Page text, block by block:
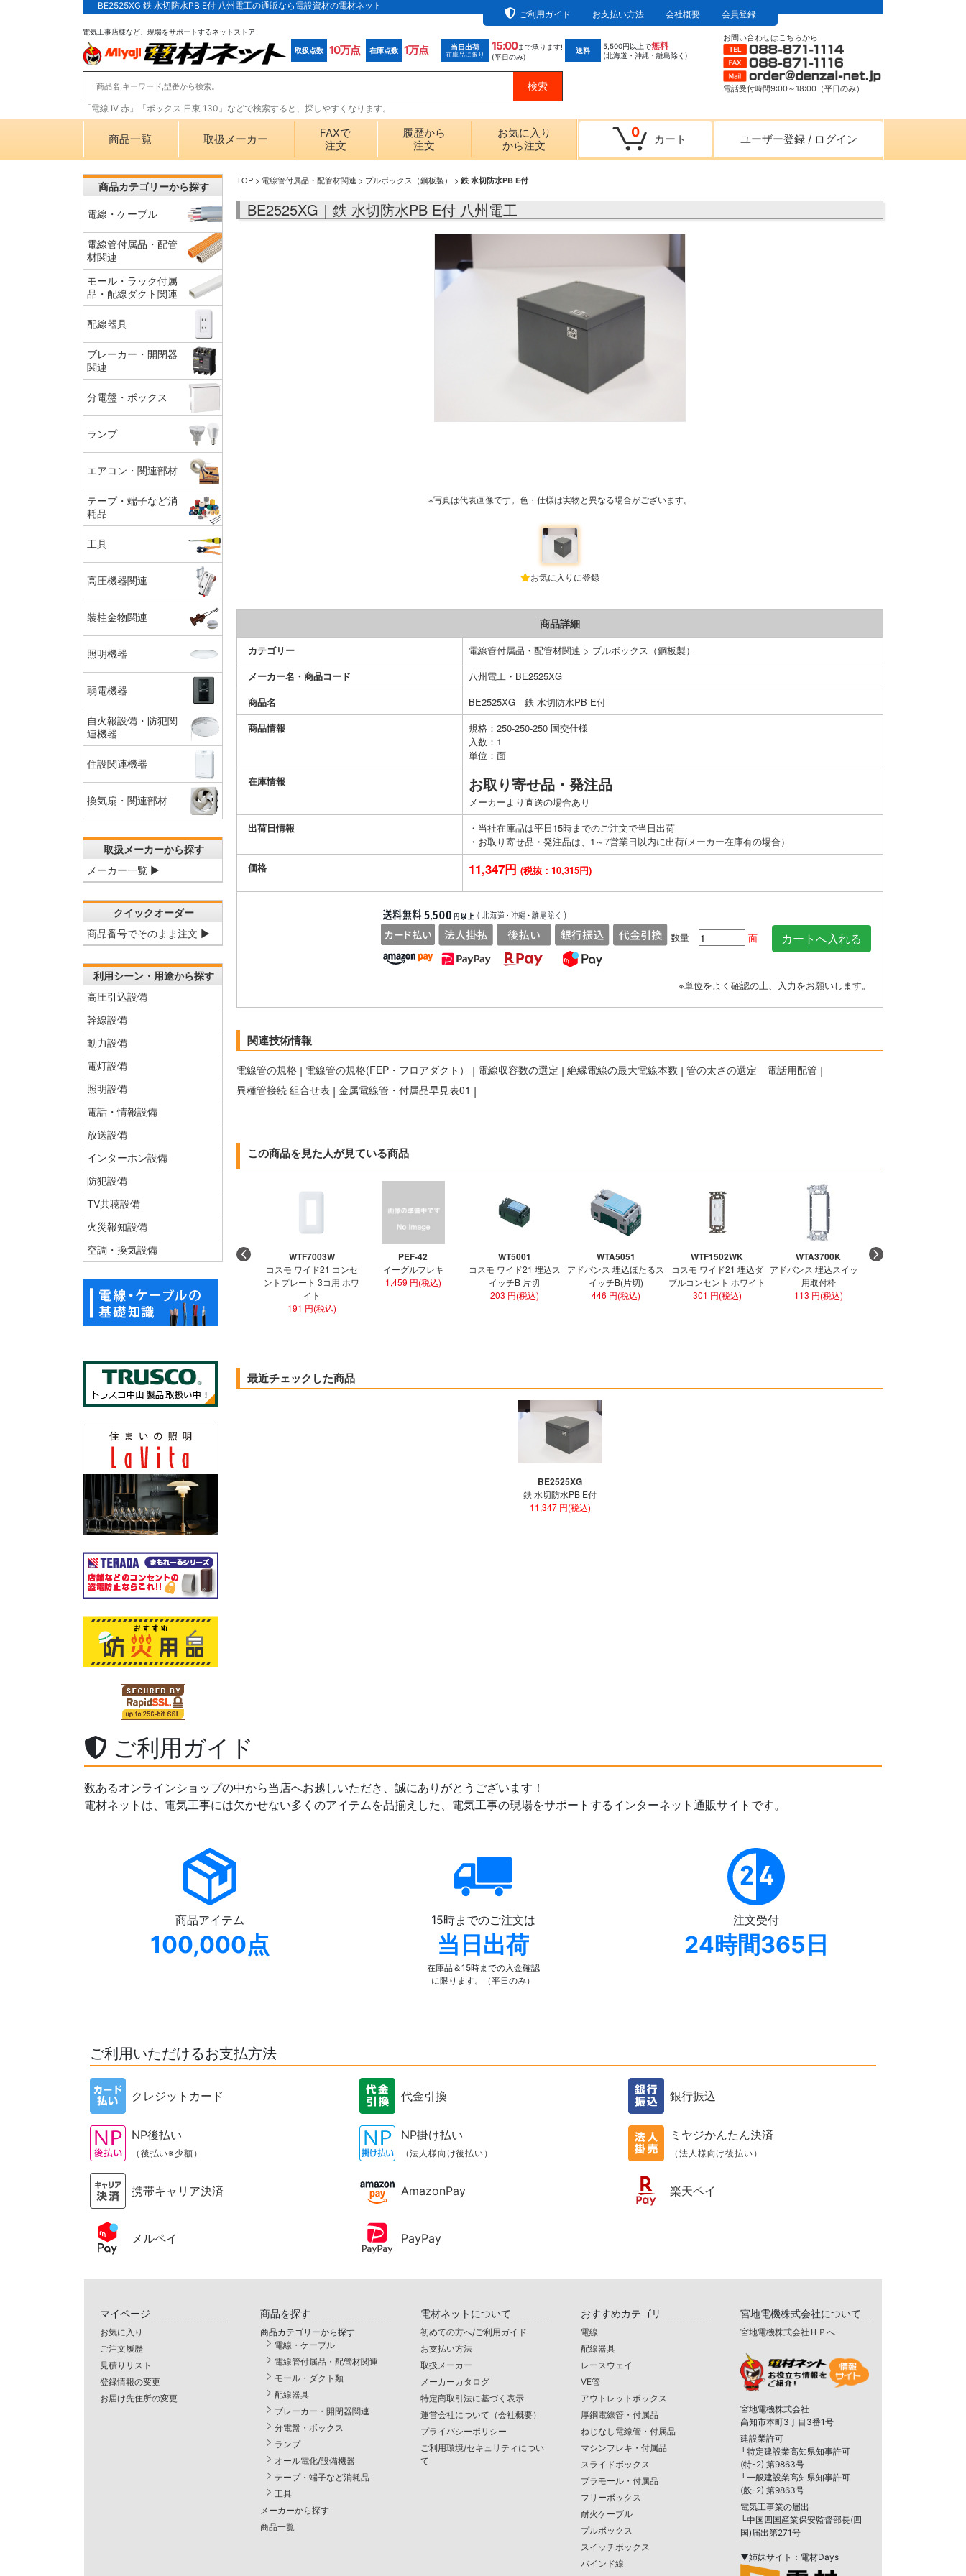
BE2525XG 鉄 水切防水PB E付 八州電工の通販なら電設資材の電材ネット
ご利用ガイド
お支払い方法 会社概要 会員登録
電気工事店様など、現場をサポートするネットストア
取扱点数 10万点 在庫点数 1万点 当日出荷
在庫品に限り
15:00まで承ります!
(平日のみ)
送料 5,500円以上で無料
(北海道・沖縄・離島除く)
「電線 IV 赤」「ボックス 日東 130」などで検索すると、探しやすくなります。
お問い合わせはこちらから
電話受付時間9:00～18:00（平日のみ）
商品一覧 取扱メーカー
FAXで
注文
履歴から
注文
お気に入り
から注文
0 カート ユーザー登録 / ログイン
TOP > 電線管付属品・配管材関連 > プルボックス（鋼板製） > 鉄 水切防水PB E付
BE2525XG｜鉄 水切防水PB E付 八州電工
※写真は代表画像です。色・仕様は実物と異なる場合がございます。
お気に入りに登録
商品詳細
カテゴリー 電線管付属品・配管材関連 > プルボックス（鋼板製）
メーカー名・商品コード
八州電工・BE2525XG
商品名
BE2525XG｜鉄 水切防水PB E付
商品情報
規格：250-250-250 国交仕様
入数：1
単位：面
在庫情報
お取り寄せ品・発注品
メーカーより直送の場合あり
出荷日情報
・当社在庫品は平日15時までのご注文で当日出荷
・お取り寄せ品・発注品は、1～7営業日以内に出荷(メーカー在庫有の場合）
価格
11,347円 (税抜：10,315円)
数量 面
※単位をよく確認の上、入力をお願いします。
関連技術情報
電線管の規格 | 電線管の規格(FEP・フロアダクト） | 電線収容数の選定 | 絶縁電線の最大電線本数 | 管の太さの選定 電話用配管 |
異種管接続 組合せ表 | 金属電線管・付属品早見表01 |
この商品を見た人が見ている商品
WTF7003W
コスモ ワイド21 コンセ
ントプレート 3コ用 ホワ
イト
191 円(税込)
PEF-42
イーグルフレキ
1,459 円(税込)
WT5001
コスモ ワイド21 埋込ス
イッチB 片切
203 円(税込)
WTA5051
アドバンス 埋込ほたるス
イッチB(片切)
446 円(税込)
WTF1502WK
コスモ ワイド21 埋込ダ
ブルコンセント ホワイト
301 円(税込)
WTA3700K
アドバンス 埋込スイッチ
用取付枠
113 円(税込)
最近チェックした商品
BE2525XG
鉄 水切防水PB E付
11,347 円(税込)
商品カテゴリーから探す
電線・ケーブル
電線管付属品・配管
材関連
モール・ラック付属
品・配線ダクト関連
配線器具
ブレーカー・開閉器
関連
分電盤・ボックス
ランプ
エアコン・関連部材
テープ・端子など消
耗品
工具
高圧機器関連
装柱金物関連
照明機器
弱電機器
自火報設備・防犯関
連機器
住設関連機器
換気扇・関連部材
取扱メーカーから探す
メーカー一覧 ▶
クイックオーダー
商品番号でそのまま注文 ▶
利用シーン・用途から探す
高圧引込設備
幹線設備
動力設備
電灯設備
照明設備
電話・情報設備
放送設備
インターホン設備
防犯設備
TV共聴設備
火災報知設備
空調・換気設備
ご利用ガイド
数あるオンラインショップの中から当店へお越しいただき、誠にありがとうございます！
電材ネットは、電気工事には欠かせない多くのアイテムを品揃えした、電気工事の現場をサポートするインターネット通販サイトです。
商品アイテム
100,000点
15時までのご注文は
当日出荷
在庫品＆15時までの入金確認
に限ります。（平日のみ）
注文受付
24時間365日
ご利用いただけるお支払方法
クレジットカード 代金引換 銀行振込
NP後払い
（後払い※少額）
NP掛け払い
（法人様向け後払い）
ミヤジかんたん決済
（法人様向け後払い）
携帯キャリア決済 AmazonPay 楽天ペイ
メルペイ PayPay
マイページ
お気に入り
ご注文履歴
見積りリスト
登録情報の変更
お届け先住所の変更
商品を探す
商品カテゴリーから探す
電線・ケーブル
電線管付属品・配管材関連
モール・ダクト類
配線器具
ブレーカー・開閉器関連
分電盤・ボックス
ランプ
オール電化/設備機器
テープ・端子など消耗品
工具
メーカーから探す
商品一覧
電材ネットについて
初めての方へ/ご利用ガイド
お支払い方法
取扱メーカー
メーカーカタログ
特定商取引法に基づく表示
運営会社について（会社概要）
プライバシーポリシー
ご利用環境/セキュリティについ
て
おすすめカテゴリ
電線
配線器具
レースウェイ
VE管
アウトレットボックス
厚鋼電線管・付属品
ねじなし電線管・付属品
マシンフレキ・付属品
スライドボックス
プラモール・付属品
フリーボックス
耐火ケーブル
プルボックス
スイッチボックス
バインド線
宮地電機株式会社について
宮地電機株式会社ＨＰへ
宮地電機株式会社
高知市本町3丁目3番1号
建設業許可
└特定建設業高知県知事許可
(特-2) 第9863号
└一般建設業高知県知事許可
(般-2) 第9863号
電気工事業の届出
└中国四国産業保安監督部長(四
国)届出第271号
▼姉妹サイト：電材Days